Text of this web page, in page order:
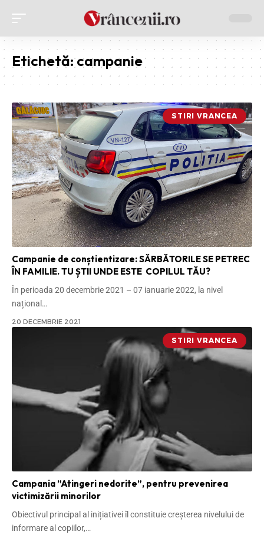
Etichetă:campanie
STIRI VRANCEA
Campanie de conștientizare: SĂRBĂTORILE SE PETREC
ÎN FAMILIE. TU ȘTII UNDE ESTE COPILUL TĂU?
În perioada 20 decembrie 2021 – 07 ianuarie 2022, la nivel
național …
20 DECEMBRIE 2021
STIRI VRANCEA
Campania ”Atingeri nedorite”, pentru prevenirea
victimizării minorilor
Obiectivul principal al inițiativei îl constituie creşterea nivelului de
informare al copiilor,…